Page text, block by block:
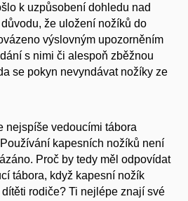
k uzpůsobení dohledu nad
že uložení nožíků do
výslovným upozorněním
s nimi či alespoň zběžnou
se pokyn nevyndávat nožíky ze
nejspíše vedoucími tábora
kapesních nožíků není
Proč by tedy měl odpovídat
tábora, když kapesní nožík
rodiče? Ti nejlépe znají své